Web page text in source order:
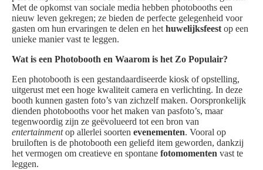
Met de opkomst van sociale media hebben photobooths een
nieuw leven gekregen; ze bieden de perfecte gelegenheid voor
gasten om hun ervaringen te delen en het huwelijksfeest op een
unieke manier vast te leggen.
Wat is een Photobooth en Waarom is het Zo Populair?
Een photobooth is een gestandaardiseerde kiosk of opstelling,
uitgerust met een hoge kwaliteit camera en verlichting. In deze
booth kunnen gasten foto’s van zichzelf maken. Oorspronkelijk
dienden photobooths voor het maken van pasfoto’s, maar
tegenwoordig zijn ze geëvolueerd tot een bron van
entertainmentop allerlei soorten evenementen. Vooral op
bruiloften is de photobooth een geliefd item geworden, dankzij
het vermogen om creatieve en spontane fotomomenten vast te
leggen.